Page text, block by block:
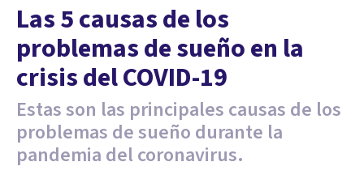
Las 5 causas de los
problemas de sueño en la
crisis del COVID-19
Estas son las principales causas de los
problemas de sueño durante la
pandemia del coronavirus.